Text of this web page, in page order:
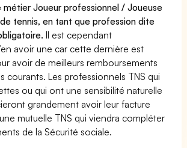
métier Joueur professionnel / Joueuse
tennis, en tant que profession dite
Il est cependant
avoir une car cette dernière est
avoir de meilleurs remboursements
courants. Les professionnels TNS qui
ou qui ont une sensibilité naturelle
grandement avoir leur facture
mutuelle TNS qui viendra compléter
de la Sécurité sociale.